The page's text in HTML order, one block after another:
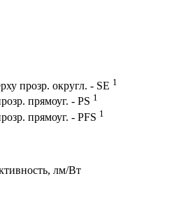
прозр. округл. - SE 1
прямоуг. - PS 1
прямоуг. - PFS 1
лм/Вт